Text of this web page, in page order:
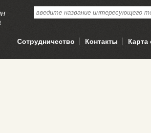
Сотрудничество Контакты Карта